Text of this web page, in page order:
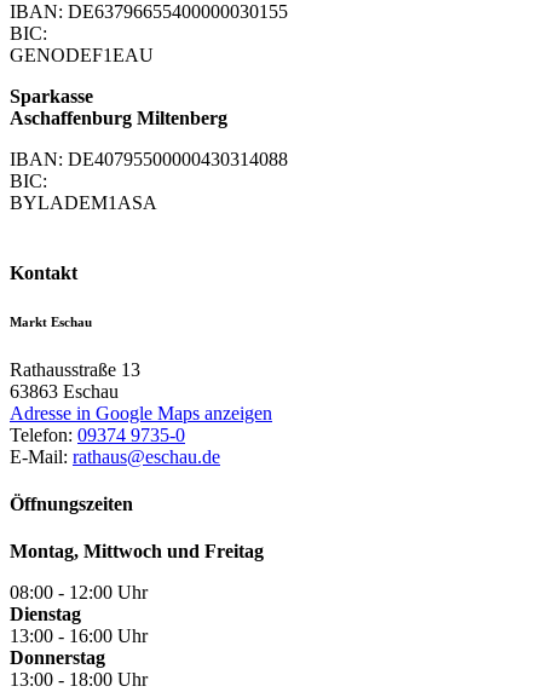
IBAN: DE63796655400000030155
BIC:
GENODEF1EAU
Sparkasse
Aschaffenburg Miltenberg
IBAN: DE40795500000430314088
BIC:
BYLADEM1ASA
Kontakt
Markt Eschau
Rathausstraße 13
63863 Eschau
Adresse in Google Maps anzeigen
Telefon: 09374 9735-0
E-Mail: rathaus@eschau.de
Öffnungszeiten
Montag, Mittwoch und Freitag
08:00 - 12:00 Uhr
Dienstag
13:00 - 16:00 Uhr
Donnerstag
13:00 - 18:00 Uhr